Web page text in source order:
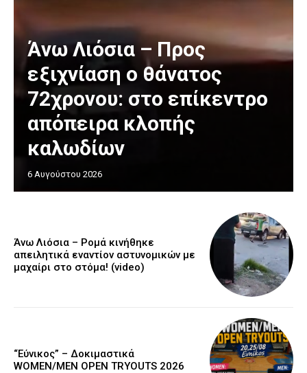
Άνω Λιόσια – Προς
εξιχνίαση ο θάνατος
72χρονου: στο επίκεντρο
απόπειρα κλοπής
καλωδίων
6 Αυγούστου 2026
Άνω Λιόσια – Ρομά κινήθηκε
απειλητικά εναντίον αστυνομικών με
μαχαίρι στο στόμα! (video)
“Εύνικος” – Δοκιμαστικά
WOMEN/MEN OPEN TRYOUTS 2026